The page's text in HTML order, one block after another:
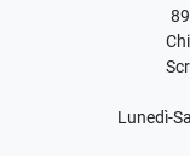
Lunedì-